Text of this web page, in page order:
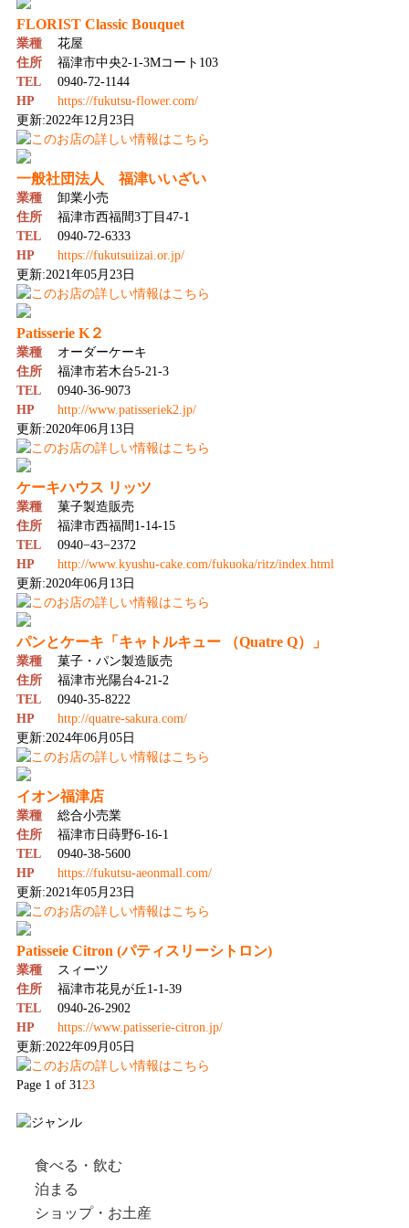
FLORIST Classic Bouquet
業種
花屋
住所
福津市中央2-1-3Mコート103
TEL
0940-72-1144
HP
https://fukutsu-flower.com/
更新:2022年12月23日
一般社団法人 福津いいざい
業種
卸業小売
住所
福津市西福間3丁目47-1
TEL
0940-72-6333
HP
https://fukutsuiizai.or.jp/
更新:2021年05月23日
Patisserie K２
業種
オーダーケーキ
住所
福津市若木台5-21-3
TEL
0940-36-9073
HP
http://www.patisseriek2.jp/
更新:2020年06月13日
ケーキハウス リッツ
業種
菓子製造販売
住所
福津市西福間1-14-15
TEL
0940−43−2372
HP
http://www.kyushu-cake.com/fukuoka/ritz/index.html
更新:2020年06月13日
パンとケーキ「キャトルキュー （Quatre Q）」
業種
菓子・パン製造販売
住所
福津市光陽台4-21-2
TEL
0940-35-8222
HP
http://quatre-sakura.com/
更新:2024年06月05日
イオン福津店
業種
総合小売業
住所
福津市日蒔野6-16-1
TEL
0940-38-5600
HP
https://fukutsu-aeonmall.com/
更新:2021年05月23日
Patisseie Citron (パティスリーシトロン)
業種
スィーツ
住所
福津市花見が丘1-1-39
TEL
0940-26-2902
HP
https://www.patisserie-citron.jp/
更新:2022年09月05日
Page 1 of 3123
食べる・飲む
泊まる
ショップ・お土産